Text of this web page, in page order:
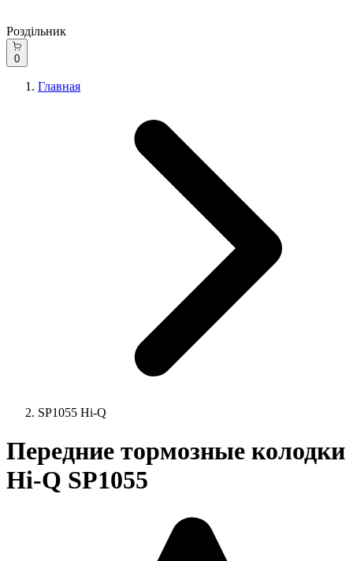
Роздільник
0
Главная
SP1055 Hi-Q
Передние тормозные колодки
Hi-Q SP1055